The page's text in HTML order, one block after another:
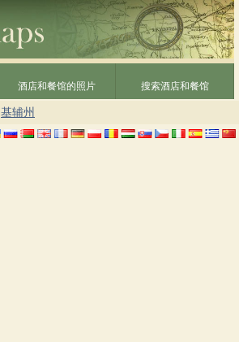
酒店和餐馆的照片 搜索酒店和餐馆
基辅州